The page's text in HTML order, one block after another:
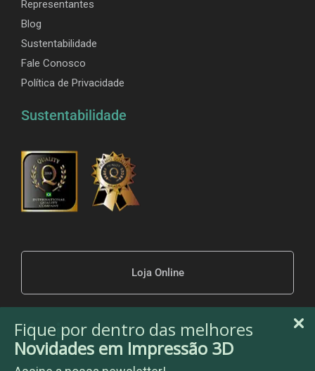
Fique por dentro das melhores
Novidades em Impressão 3D
Representantes
Blog
Sustentabilidade
Fale Conosco
Política de Privacidade
Sustentabilidade
Loja Online